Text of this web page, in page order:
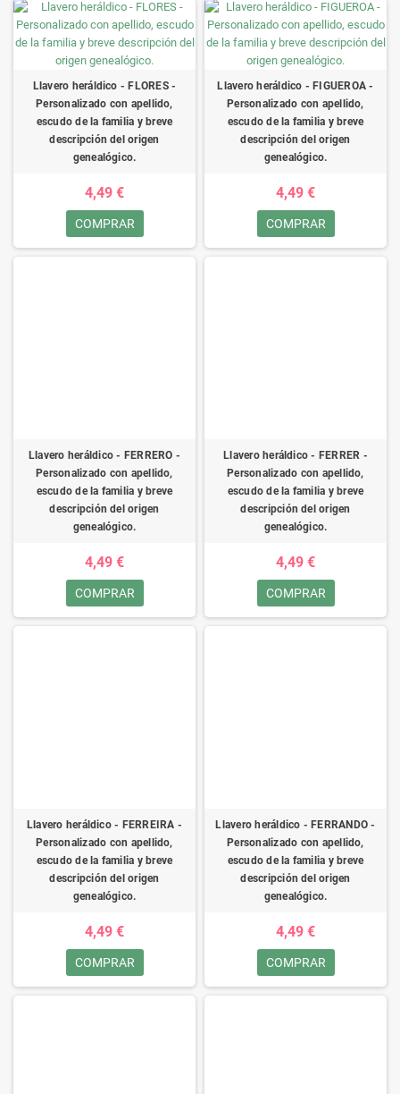
Llavero heráldico - FLORES -
Personalizado con apellido,
escudo de la familia y breve
descripción del origen
genealógico.
4,49 €
COMPRAR
Llavero heráldico - FIGUEROA -
Personalizado con apellido,
escudo de la familia y breve
descripción del origen
genealógico.
4,49 €
COMPRAR
Llavero heráldico - FERRERO -
Personalizado con apellido,
escudo de la familia y breve
descripción del origen
genealógico.
4,49 €
COMPRAR
Llavero heráldico - FERRER -
Personalizado con apellido,
escudo de la familia y breve
descripción del origen
genealógico.
4,49 €
COMPRAR
Llavero heráldico - FERREIRA -
Personalizado con apellido,
escudo de la familia y breve
descripción del origen
genealógico.
4,49 €
COMPRAR
Llavero heráldico - FERRANDO -
Personalizado con apellido,
escudo de la familia y breve
descripción del origen
genealógico.
4,49 €
COMPRAR